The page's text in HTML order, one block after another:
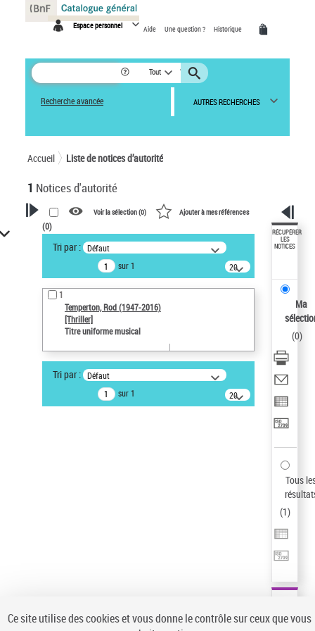
Espace personnel Aide Une question ? Historique
Tout
Recherche avancée AUTRES RECHERCHES
Accueil Liste de notices d’autorité
1 Notices d'autorité
VOTRE RECHERCHE
Recherche avancée dans les
notices d’autorité
Œuvres liées à l'auteur :
Temperton, Rod (1947-2016)
Auteur d’œuvre
Type de notice d'autorité
Titre uniforme musical
Statut de la notice d’autorité
Voir la sélection (0) Ajouter à mes références
(0)
Tri par : Défaut
sur 1
20
résultats/page
1
Temperton, Rod (1947-2016)
[Thriller]
Titre uniforme musical
Tri par : Défaut
sur 1
20
résultats/page
RÉCUPÉRER
LES
NOTICES
Ma
(0)
Tous
(1)
Panneau de gestion des cookies
Ce site utilise des cookies et vous donne le contrôle sur ceux que vous